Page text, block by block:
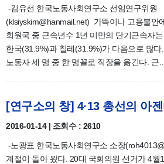
-김유선 한국노동사회연구소 선임연구위원
(klsiyskim@hanmail.net) 가뜩이나 고용불안
회원국 중 근속년수 1년 미만의 단기근속자
한국(31.9%)과 칠레(31.9%)가 다음으로 많
노동자 세 명 중 한 명꼴로 직장을 옮긴다. 근…
[연구소의 창] 4·13 총선의 아
2016-01-14 | 조회수 : 2610
-노광표 한국노동사회연구소 소장
계절이 돌아 왔다. 20대 국회의원 선거가 4월